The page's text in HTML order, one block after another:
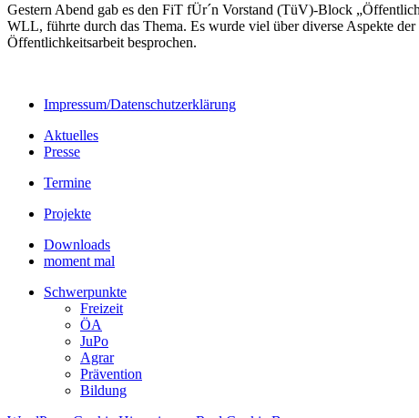
Gestern Abend gab es den FiT fÜr´n Vorstand (TüV)-Block
WLL, führte durch das Thema. Es wurde viel über diverse Aspekte
Öffentlichkeitsarbeit besprochen.
Impressum/Datenschutzerklärung
Aktuelles
Presse
Termine
Projekte
Downloads
moment mal
Schwerpunkte
Freizeit
ÖA
JuPo
Agrar
Prävention
Bildung